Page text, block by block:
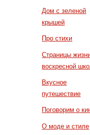
Дом с зеленой
крышей
Про стихи
Страницы
воскресной
Вкусное
путешествие
Поговорим о
О моде и стиле